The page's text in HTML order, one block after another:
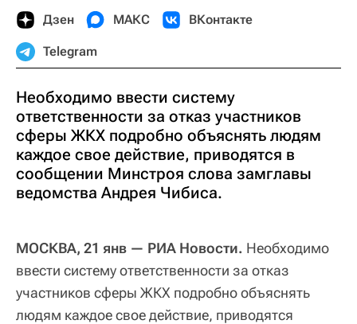
Дзен МАКС ВКонтакте
Telegram
Необходимо ввести систему
ответственности за отказ участников
сферы ЖКХ подробно объяснять людям
каждое свое действие, приводятся в
сообщении Минстроя слова замглавы
ведомства Андрея Чибиса.
МОСКВА, 21 янв — РИА Новости. Необходимо
ввести систему ответственности за отказ
участников сферы ЖКХ подробно объяснять
людям каждое свое действие, приводятся